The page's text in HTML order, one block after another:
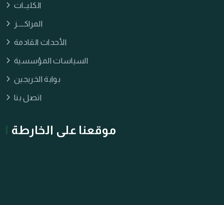
الكليــات
المراكــــز
الأحداث القادمة
السياسات المؤسسية
بوابة الخريجين
اتصل بنا
موقعنا على الخارطة